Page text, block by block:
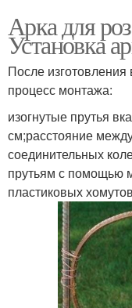
Арка для
Установка
После
процесс монтажа:
изогнутые прутья
см;расстояние
соединительных
прутьям с помощью
пластиковых